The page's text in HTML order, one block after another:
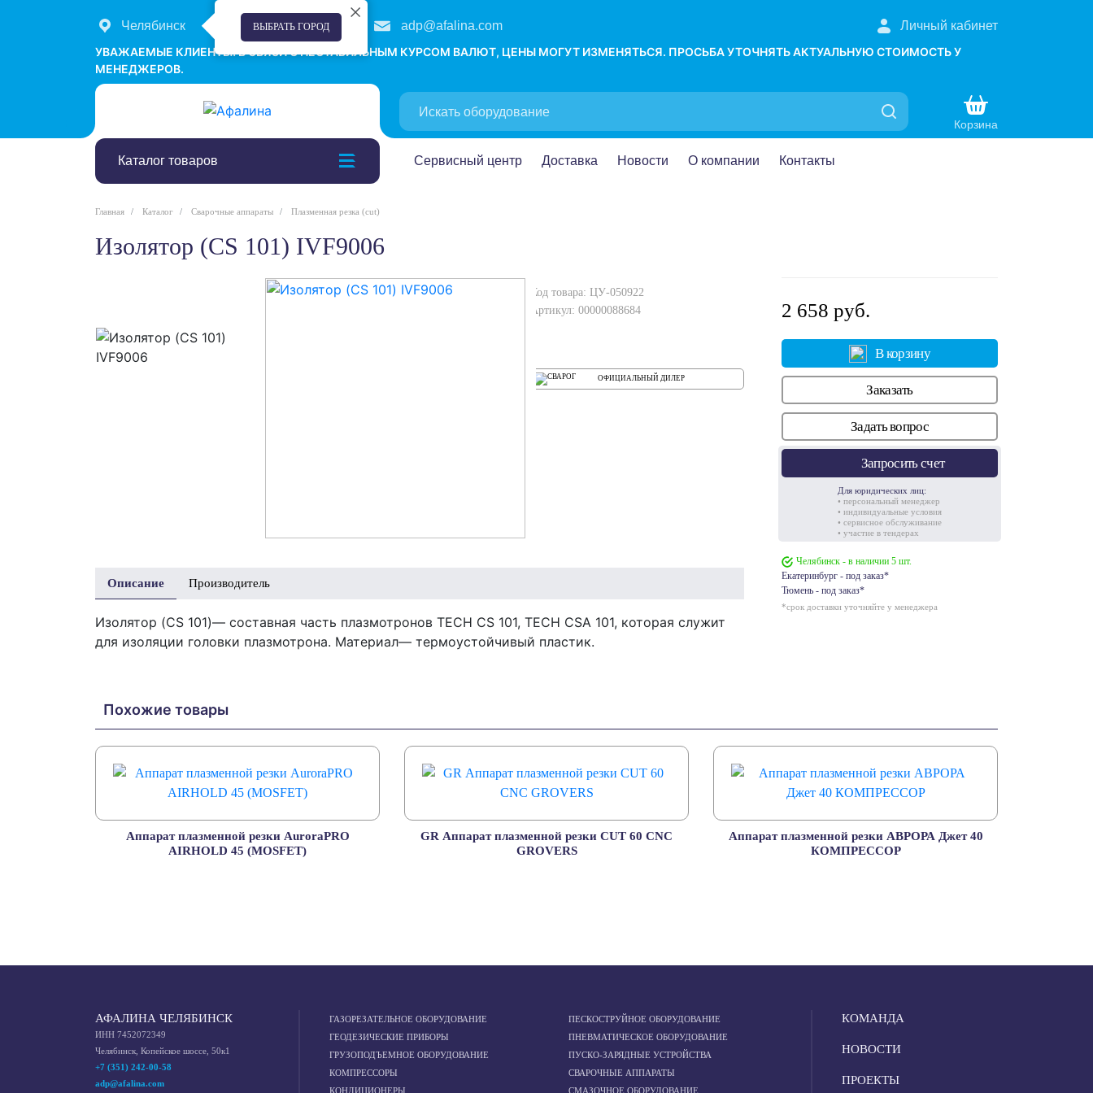
Челябинск ВЫБРАТЬ ГОРОД
+7 (351) 242-00-58 adp@afalina.com
Личный кабинет
УВАЖАЕМЫЕ КЛИЕНТЫ! В СВЯЗИ С НЕСТАБИЛЬНЫМ КУРСОМ ВАЛЮТ, ЦЕНЫ МОГУТ ИЗМЕНЯТЬСЯ. ПРОСЬБА УТОЧНЯТЬ АКТУАЛЬНУЮ СТОИМОСТЬ У
МЕНЕДЖЕРОВ.
Корзина
Каталог товаров Сервисный центр Доставка Новости О компании Контакты
Главная Каталог Сварочные аппараты Плазменная резка (cut)
Изолятор (CS 101) IVF9006
Код товара: ЦУ-050922
Артикул: 00000088684
ОФИЦИАЛЬНЫЙ ДИЛЕР
Описание Производитель
Изолятор (CS 101)— составная часть плазмотронов TECH CS 101, TECH CSA 101, которая служит
для изоляции головки плазмотрона. Материал— термоустойчивый пластик.
2 658 руб.
В корзину
Заказать
Задать вопрос
Запросить счет
Для юридических лиц:
• персональный менеджер
• индивидуальные условия
• сервисное обслуживание
• участие в тендерах
Челябинск - в наличии 5 шт.
Екатеринбург - под заказ*
Тюмень - под заказ*
*срок доставки уточняйте у менеджера
Похожие товары
Аппарат плазменной резки AuroraPRO
AIRHOLD 45 (MOSFET)
GR Аппарат плазменной резки CUT 60 CNC
GROVERS
Аппарат плазменной резки АВРОРА Джет 40
КОМПРЕССОР
АФАЛИНА ЧЕЛЯБИНСК
ИНН 7452072349
Челябинск, Копейское шоссе, 50к1
+7 (351) 242-00-58
adp@afalina.com
ГАЗОРЕЗАТЕЛЬНОЕ ОБОРУДОВАНИЕ
ГЕОДЕЗИЧЕСКИЕ ПРИБОРЫ
ГРУЗОПОДЪЕМНОЕ ОБОРУДОВАНИЕ
КОМПРЕССОРЫ
КОНДИЦИОНЕРЫ
ПЕСКОСТРУЙНОЕ ОБОРУДОВАНИЕ
ПНЕВМАТИЧЕСКОЕ ОБОРУДОВАНИЕ
ПУСКО-ЗАРЯДНЫЕ УСТРОЙСТВА
СВАРОЧНЫЕ АППАРАТЫ
СМАЗОЧНОЕ ОБОРУДОВАНИЕ
КОМАНДА
НОВОСТИ
ПРОЕКТЫ